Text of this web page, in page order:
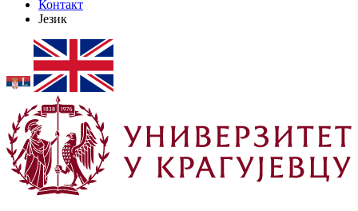
Контакт
Језик